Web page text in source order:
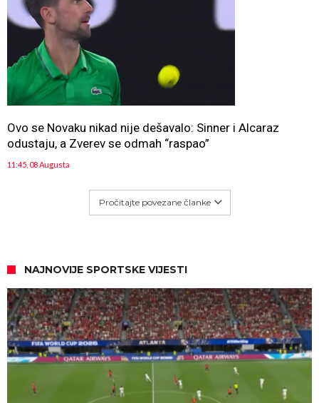
Ovo se Novaku nikad nije dešavalo: Sinner i Alcaraz
odustaju, a Zverev se odmah “raspao”
11:45, 08 Augusta
Pročitajte povezane članke
NAJNOVIJE SPORTSKE VIJESTI